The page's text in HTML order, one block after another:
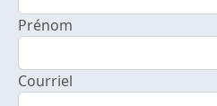
Prénom
Courriel